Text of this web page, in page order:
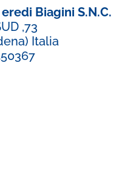
eredi Biagini S.N.C.
,73
Italia